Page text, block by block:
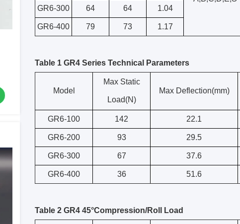
GR6-300 64 64 1.04
GR6-400 79 73 1.17
Table 1 GR4 Series Technical Parameters
Model
Max Static
Load(N)
Max Deflection(mm)
GR6-100 142 22.1
GR6-200 93 29.5
GR6-300 67 37.6
GR6-400 36 51.6
Table 2 GR4 45°Compression/Roll Load